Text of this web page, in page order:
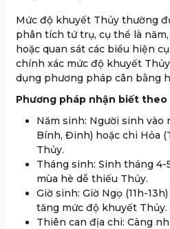
Mức độ khuyết Thủy thường
phân tích tứ trụ, cụ thể là
hoặc quan sát các biểu hiện
chính xác mức độ khuyết
dụng phương pháp cân bằng
Phương pháp nhận biết
Năm sinh: Người sinh vào
Bính, Đinh) hoặc chi Hỏa
Thủy.
Tháng sinh: Sinh tháng 4-
mùa hè dễ thiếu Thủy.
Giờ sinh: Giờ Ngọ (11h-
tăng mức độ khuyết Thủy.
Thiên can địa chi: Càng